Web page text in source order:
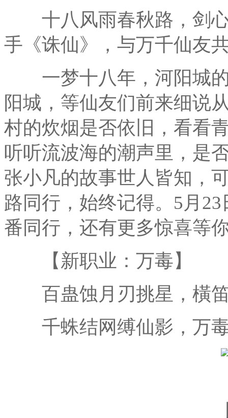
十八风雨春秋路，剑心
手《诛仙》，与万千仙友
一梦十八年，河阳城的
阳城，等仙友们前来细说
村的炊烟是否依旧，看看
听听流波海的潮声里，是
张小凡的故事世人皆知，
路同行，始终记得。5月
番同行，还有更多惊喜等
【新职业：万毒】
百蛊蚀月刃挑星，橫笛
千蛛结网缚仙影，万毒